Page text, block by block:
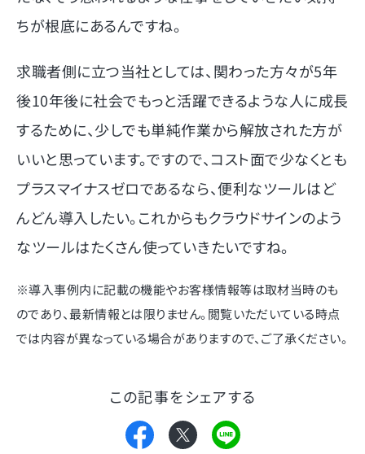
ちが根底にあるんですね。
求職者側に立つ当社としては、関わった方々が5年
後10年後に社会でもっと活躍できるような人に成長
するために、少しでも単純作業から解放された方が
いいと思っています。ですので、コスト面で少なくとも
プラスマイナスゼロであるなら、便利なツールはど
んどん導入したい。これからもクラウドサインのよう
なツールはたくさん使っていきたいですね。
※導入事例内に記載の機能やお客様情報等は取材当時のも
のであり、最新情報とは限りません。閲覧いただいている時点
では内容が異なっている場合がありますので、ご了承ください。
この記事をシェアする